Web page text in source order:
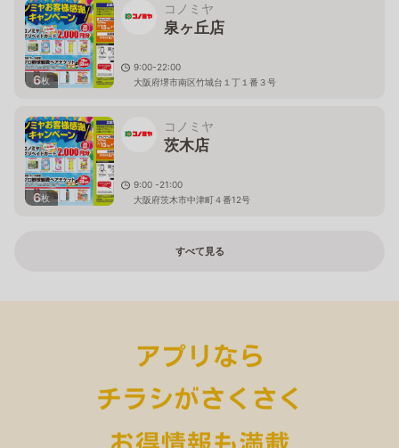
6枚
コノミヤ
泉ヶ丘店
9:00-22:00
大阪府堺市南区竹城台１丁１番３号
6枚
コノミヤ
茨木店
9:00 -21:00
大阪府茨木市中津町４番12号
すべて見る